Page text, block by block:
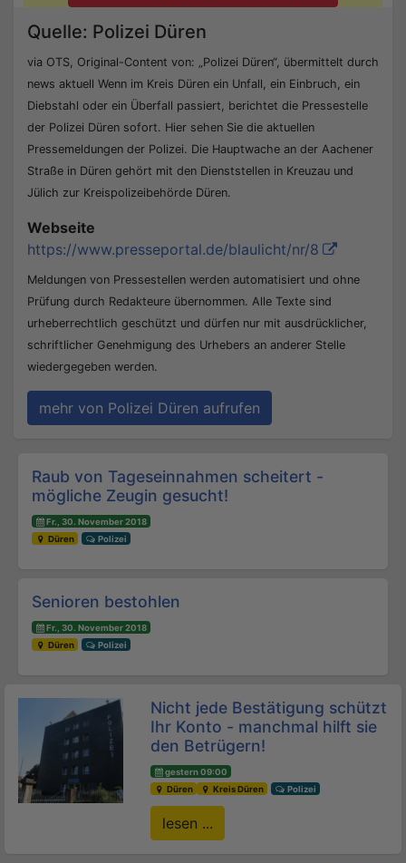
Quelle: Polizei Düren
via OTS, Original-Content von: „Polizei Düren“, übermittelt durch
news aktuell Wenn im Kreis Düren ein Unfall, ein Einbruch, ein
Diebstahl oder ein Überfall passiert, berichtet die Pressestelle
der Polizei Düren sofort. Hier sehen Sie die aktuellen
Pressemeldungen der Polizei. Die Hauptwache an der Aachener
Straße in Düren gehört mit den Dienststellen in Kreuzau und
Jülich zur Kreispolizeibehörde Düren.
Webseite
https://www.presseportal.de/blaulicht/nr/8
Meldungen von Pressestellen werden automatisiert und ohne
Prüfung durch Redakteure übernommen. Alle Texte sind
urheberrechtlich geschützt und dürfen nur mit ausdrücklicher,
schriftlicher Genehmigung des Urhebers an anderer Stelle
wiedergegeben werden.
mehr von Polizei Düren aufrufen
Beitrags-Navigation
Raub von Tageseinnahmen scheitert -
mögliche Zeugin gesucht!
Fr., 30. November 2018
Düren
Polizei
Senioren bestohlen
Fr., 30. November 2018
Düren
Polizei
Nicht jede Bestätigung schützt
Ihr Konto - manchmal hilft sie
den Betrügern!
gestern 09:00
Düren
Kreis Düren Polizei
lesen ...